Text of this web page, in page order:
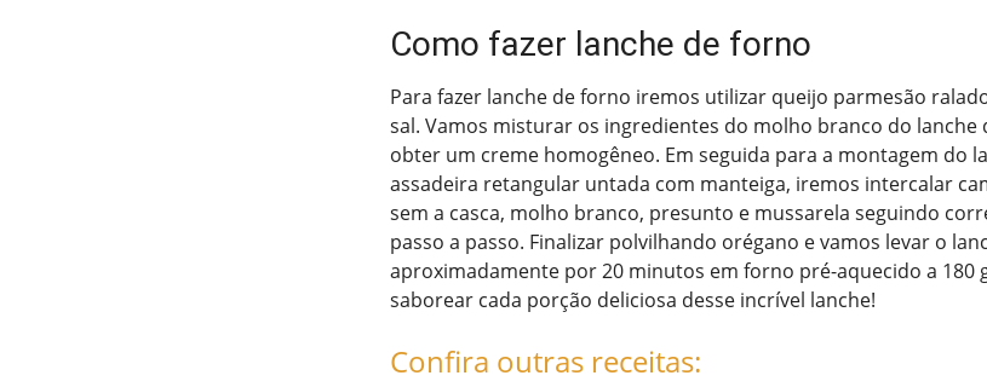
Como fazer lanche de forno
Para fazer lanche de forno iremos utilizar queijo parmesão
sal. Vamos misturar os ingredientes do molho branco do lanche
obter um creme homogêneo. Em seguida para a montagem do
assadeira retangular untada com manteiga, iremos intercalar
sem a casca, molho branco, presunto e mussarela seguindo
passo a passo. Finalizar polvilhando orégano e vamos levar o
aproximadamente por 20 minutos em forno pré-aquecido a 180
saborear cada porção deliciosa desse incrível lanche!
Confira outras receitas: